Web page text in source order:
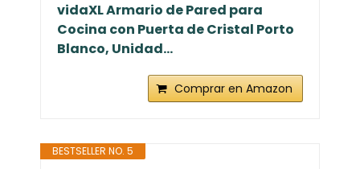
vidaXL Armario de Pared para
Cocina con Puerta de Cristal Porto
Blanco, Unidad...
Comprar en Amazon
BESTSELLER NO. 5